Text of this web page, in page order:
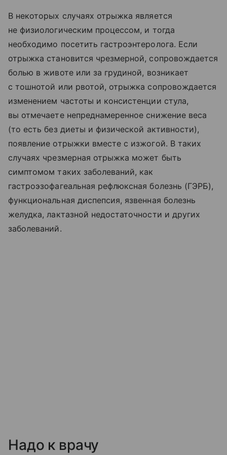
В некоторых случаях отрыжка является
не физиологическим процессом, и тогда
необходимо посетить гастроэнтеролога. Если
отрыжка становится чрезмерной, сопровождается
болью в животе или за грудиной, возникает
с тошнотой или рвотой, отрыжка сопровождается
изменением частоты и консистенции стула,
вы отмечаете непреднамеренное снижение веса
(то есть без диеты и физической активности),
появление отрыжки вместе с изжогой. В таких
случаях чрезмерная отрыжка может быть
симптомом таких заболеваний, как
гастроэзофагеальная рефлюксная болезнь (ГЭРБ),
функциональная диспепсия, язвенная болезнь
желудка, лактазной недостаточности и других
заболеваний.
Надо к врачу